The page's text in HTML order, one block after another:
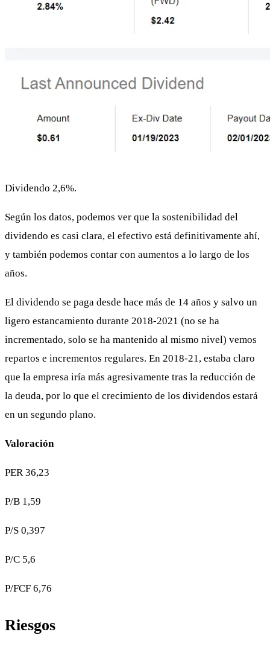
Dividendo 2,6%.
Según los datos, podemos ver que la sostenibilidad del
dividendo es casi clara, el efectivo está definitivamente ahí,
y también podemos contar con aumentos a lo largo de los
años.
El dividendo se paga desde hace más de 14 años y salvo un
ligero estancamiento durante 2018-2021 (no se ha
incrementado, solo se ha mantenido al mismo nivel) vemos
repartos e incrementos regulares. En 2018-21, estaba claro
que la empresa iría más agresivamente tras la reducción de
la deuda, por lo que el crecimiento de los dividendos estará
en un segundo plano.
Valoración
PER 36,23
P/B 1,59
P/S 0,397
P/C 5,6
P/FCF 6,76
Riesgos